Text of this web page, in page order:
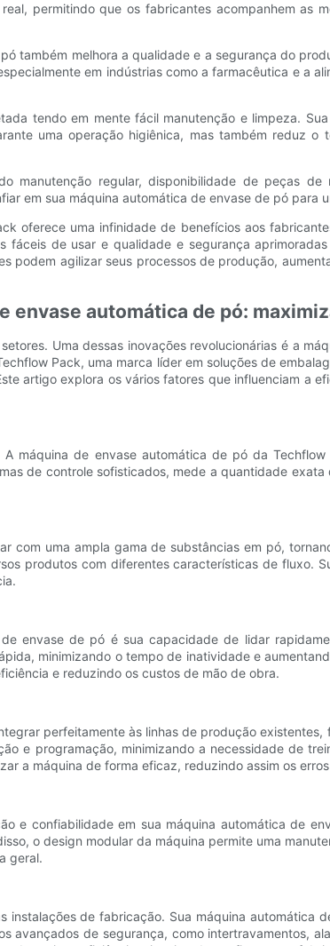
permitindo que os fabricantes acompanhem as
também melhora a qualidade e a segurança do
em indústrias como a farmacêutica e a
tendo em mente fácil manutenção e limpeza.
uma operação higiênica, mas também reduz
manutenção regular, disponibilidade de peças
em sua máquina automática de envase de pó para
oferece uma infinidade de benefícios aos
de usar e qualidade e segurança
podem agilizar seus processos de produção,
automática de pó:
Uma dessas inovações revolucionárias é a
Pack, uma marca líder em soluções de
artigo explora os vários fatores que influenciam a
máquina de envase automática de pó da
de controle sofisticados, mede a quantidade
com uma ampla gama de substâncias em pó,
produtos com diferentes características de fluxo.
envase de pó é sua capacidade de lidar
minimizando o tempo de inatividade e
e reduzindo os custos de mão de obra.
perfeitamente às linhas de produção
e programação, minimizando a necessidade de
a máquina de forma eficaz, reduzindo assim os
e confiabilidade em sua máquina automática de
o design modular da máquina permite uma
geral.
de fabricação. Sua máquina automática
avançados de segurança, como intertravamentos,